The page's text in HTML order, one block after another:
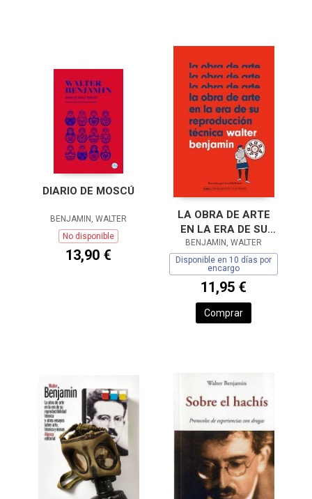
DIARIO DE MOSCÚ
BENJAMIN, WALTER
No disponible
13,90 €
LA OBRA DE ARTE
EN LA ERA DE SU
REPRODUCCIÓN
TÉCNICA
BENJAMIN, WALTER
Disponible en 10 días por
encargo
11,95 €
Comprar